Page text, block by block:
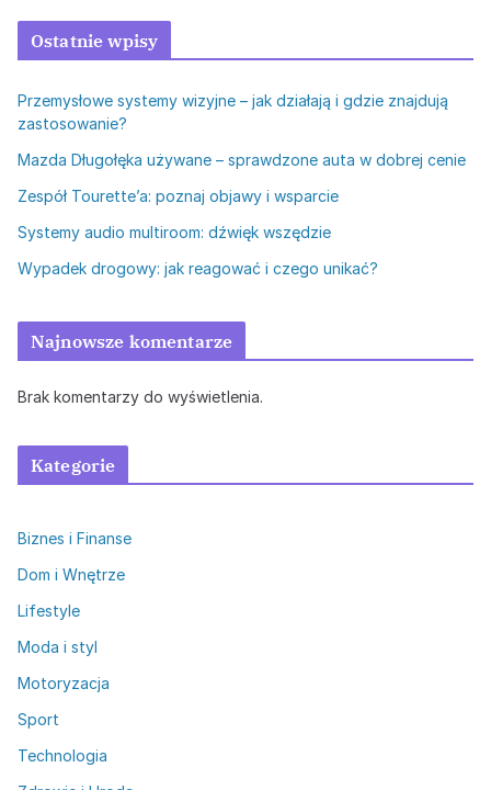
Ostatnie wpisy
Przemysłowe systemy wizyjne – jak działają i gdzie znajdują
zastosowanie?
Mazda Długołęka używane – sprawdzone auta w dobrej cenie
Zespół Tourette’a: poznaj objawy i wsparcie
Systemy audio multiroom: dźwięk wszędzie
Wypadek drogowy: jak reagować i czego unikać?
Najnowsze komentarze
Brak komentarzy do wyświetlenia.
Kategorie
Biznes i Finanse
Dom i Wnętrze
Lifestyle
Moda i styl
Motoryzacja
Sport
Technologia